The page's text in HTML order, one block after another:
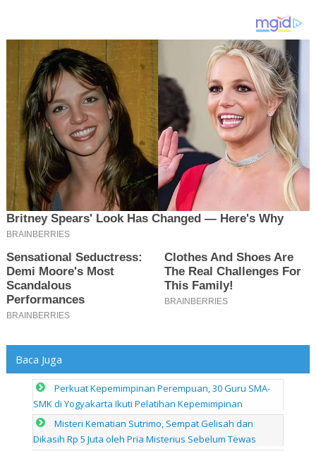
Baca Juga
Perkuat Kepemimpinan Perempuan, 30 Guru SMA-
SMK di Yogyakarta Ikuti Pelatihan Kepemimpinan
Misteri Kematian Sutrimo, Sempat Gelisah dan
Dikasih Rp 5 Juta oleh Pria Misterius Sebelum Tewas